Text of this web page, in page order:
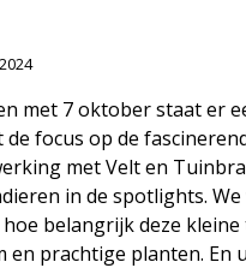
met 7 oktober staat er
focus op de
met Velt en
in de spotlights. We
belangrijk deze
en prachtige planten. En